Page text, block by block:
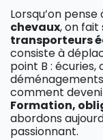
Lorsqu’on pense
chevaux, on
transporteurs
consiste à
point B :
comment
Formation,
abordons
passionnant.